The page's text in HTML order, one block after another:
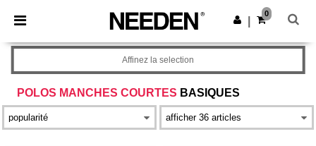
× Appli Needen
Meilleurs prix sur l’app !
Obtenir l'appli
0
POLOS MANCHES COURTES BASIQUES
Affinez la selection